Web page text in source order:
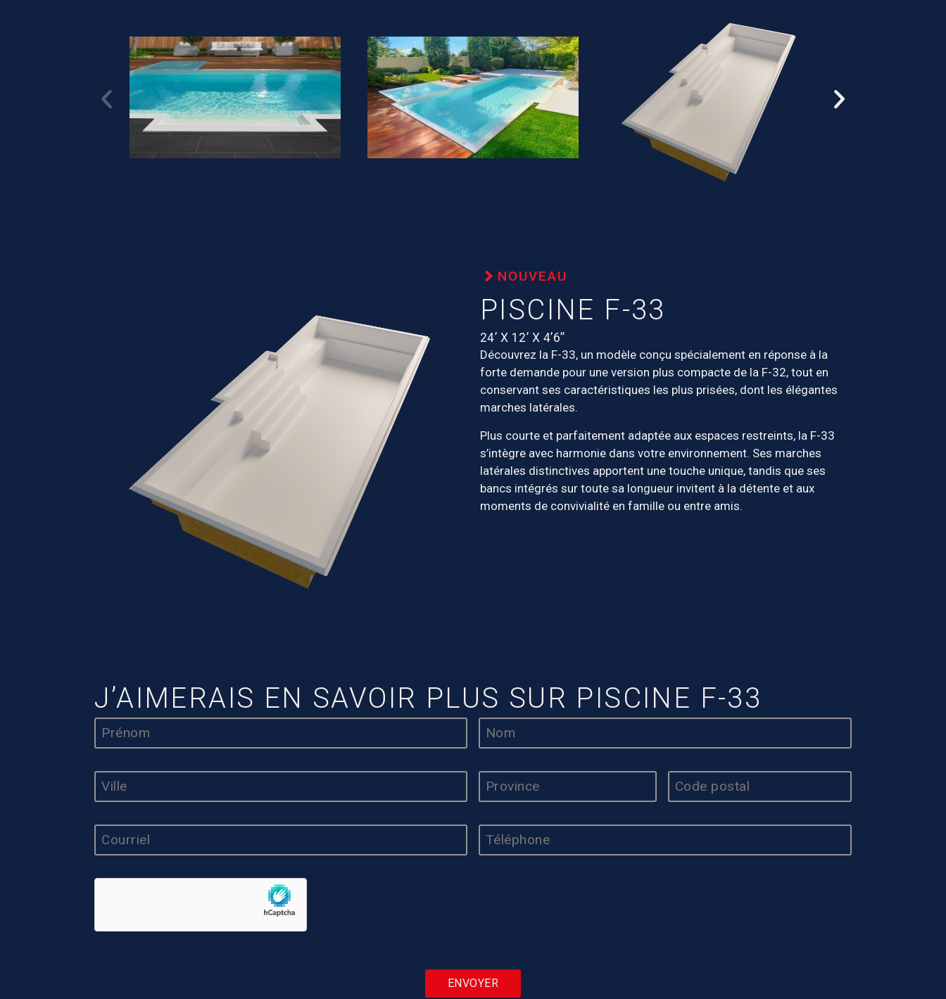
NOUVEAU
PISCINE F-33
24’ X 12’ X 4’6’’
Découvrez la F-33, un modèle conçu spécialement en réponse à la
forte demande pour une version plus compacte de la F-32, tout en
conservant ses caractéristiques les plus prisées, dont les élégantes
marches latérales.
Plus courte et parfaitement adaptée aux espaces restreints, la F-33
s’intègre avec harmonie dans votre environnement. Ses marches
latérales distinctives apportent une touche unique, tandis que ses
bancs intégrés sur toute sa longueur invitent à la détente et aux
moments de convivialité en famille ou entre amis.
J’AIMERAIS EN SAVOIR PLUS SUR PISCINE F-33
Nom
Adresse
E-
MAIL
TÉLÉPHONE